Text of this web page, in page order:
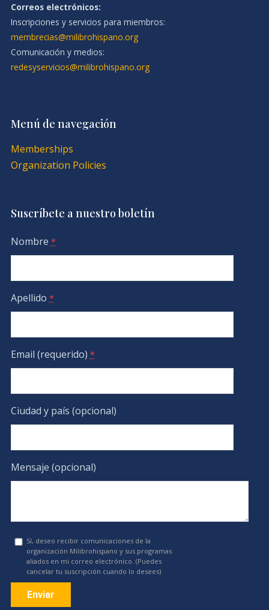
Correos electrónicos:
Inscripciones y servicios para miembros:
membrecias@milibrohispano.org
Comunicación y medios:
redesyservicios@milibrohispano.org
Menú de navegación
Memberships
Organization Policies
Suscríbete a nuestro boletín
Nombre *
Apellido *
Email (requerido) *
Ciudad y país (opcional)
Mensaje (opcional)
Sí, deseo recibir comunicaciones de la
organización Milibrohispano y sus programas
aliados en mi correo electrónico. (Puedes
cancelar tu suscripción cuando lo desees)